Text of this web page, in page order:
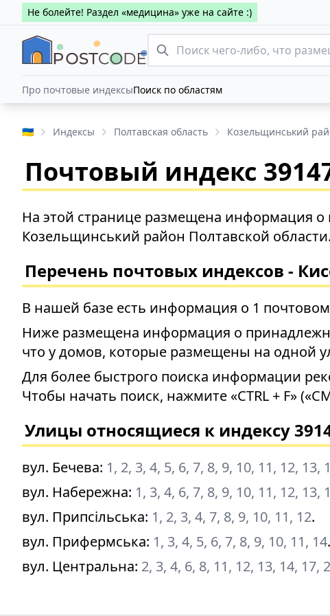
Не болейте! Раздел «медицина» уже на сайте :)
Про почтовые индексыПоиск по областям
🇺🇦 Индексы Полтавская область Козельщинський
Почтовый индекс
На этой странице размещена информация о
Козельщинський район Полтавской области.
Перечень почтовых индексов -
В нашей базе есть информация о 1
Ниже размещена информация о
что у домов, которые размещены на одной
Для более быстрого поиска информации
Чтобы начать поиск, нажмите «CTRL + F»
Улицы относящиеся к индексу
вул. Бечева: 1, 2, 3, 4, 5, 6, 7, 8, 9, 10, 11, 12,
вул. Набережна: 1, 3, 4, 6, 7, 8, 9, 10, 11, 12, 13,
вул. Припсільська: 1, 2, 3, 4, 7, 8, 9, 10, 11, 12.
вул. Прифермська: 1, 3, 4, 5, 6, 7, 8, 9, 10, 11, 14.
вул. Центральна: 2, 3, 4, 6, 8, 11, 12, 13, 14, 17,